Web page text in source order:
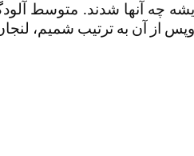
چه آنها شدند. متوسط
از آن به ترتیب شمیم،